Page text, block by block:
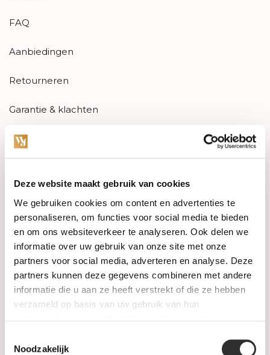
Deze website maakt gebruik van cookies
We gebruiken cookies om content en advertenties te
personaliseren, om functies voor social media te bieden
en om ons websiteverkeer te analyseren. Ook delen we
informatie over uw gebruik van onze site met onze
partners voor social media, adverteren en analyse. Deze
partners kunnen deze gegevens combineren met andere
informatie die u aan ze heeft verstrekt of die ze hebben
verzameld op basis van uw gebruik van hun
Noodzakelijk
FAQ
Aanbiedingen
Retourneren
Garantie & klachten
Betaalmethodes
Categories
Watches
Jewellery
Wedding rings
Luxury Accessories